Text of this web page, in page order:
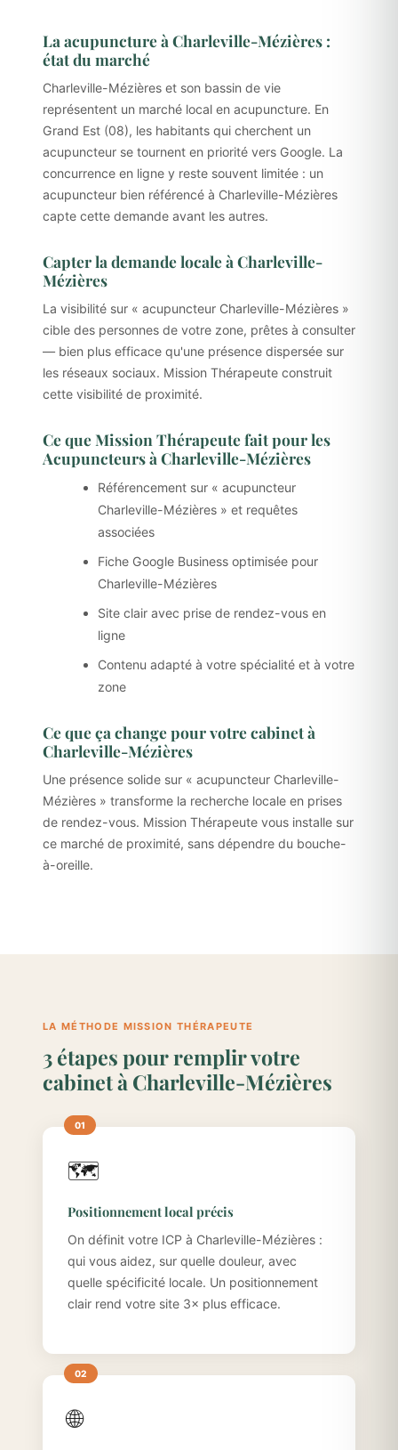
La acupuncture à Charleville-Mézières :
état du marché
Charleville-Mézières et son bassin de vie
représentent un marché local en acupuncture. En
Grand Est (08), les habitants qui cherchent un
acupuncteur se tournent en priorité vers Google. La
concurrence en ligne y reste souvent limitée : un
acupuncteur bien référencé à Charleville-Mézières
capte cette demande avant les autres.
Capter la demande locale à Charleville-
Mézières
La visibilité sur « acupuncteur Charleville-Mézières »
cible des personnes de votre zone, prêtes à consulter
— bien plus efficace qu'une présence dispersée sur
les réseaux sociaux. Mission Thérapeute construit
cette visibilité de proximité.
Ce que Mission Thérapeute fait pour les
Acupuncteurs à Charleville-Mézières
Référencement sur « acupuncteur
Charleville-Mézières » et requêtes
associées
Fiche Google Business optimisée pour
Charleville-Mézières
Site clair avec prise de rendez-vous en
ligne
Contenu adapté à votre spécialité et à votre
zone
Ce que ça change pour votre cabinet à
Charleville-Mézières
Une présence solide sur « acupuncteur Charleville-
Mézières » transforme la recherche locale en prises
de rendez-vous. Mission Thérapeute vous installe sur
ce marché de proximité, sans dépendre du bouche-
à-oreille.
LA MÉTHODE MISSION THÉRAPEUTE
3 étapes pour remplir votre
cabinet à Charleville-Mézières
🗺️
Positionnement local précis
On définit votre ICP à Charleville-Mézières :
qui vous aidez, sur quelle douleur, avec
quelle spécificité locale. Un positionnement
clair rend votre site 3× plus efficace.
🌐